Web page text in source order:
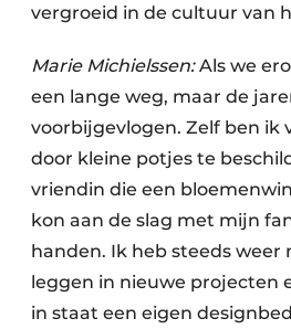
vergroeid in de cultuur van
Marie Michielssen:Als we
een lange weg, maar de
voorbijgevlogen. Zelf ben ik
door kleine potjes te
vriendin die een
kon aan de slag met mijn
handen. Ik heb steeds weer
leggen in nieuwe projecten
in staat een eigen